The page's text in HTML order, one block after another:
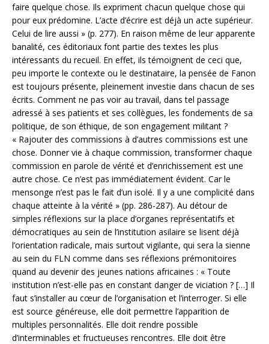
faire quelque chose. Ils expriment chacun quelque chose qui
pour eux prédomine. L’acte d’écrire est déjà un acte supérieur.
Celui de lire aussi » (p. 277). En raison même de leur apparente
banalité, ces éditoriaux font partie des textes les plus
intéressants du recueil. En effet, ils témoignent de ceci que,
peu importe le contexte ou le destinataire, la pensée de Fanon
est toujours présente, pleinement investie dans chacun de ses
écrits. Comment ne pas voir au travail, dans tel passage
adressé à ses patients et ses collègues, les fondements de sa
politique, de son éthique, de son engagement militant ?
« Rajouter des commissions à d’autres commissions est une
chose. Donner vie à chaque commission, transformer chaque
commission en parole de vérité et d’enrichissement est une
autre chose. Ce n’est pas immédiatement évident. Car le
mensonge n’est pas le fait d’un isolé. Il y a une complicité dans
chaque atteinte à la vérité » (pp. 286-287). Au détour de
simples réflexions sur la place d’organes représentatifs et
démocratiques au sein de l’institution asilaire se lisent déjà
l’orientation radicale, mais surtout vigilante, qui sera la sienne
au sein du FLN comme dans ses réflexions prémonitoires
quand au devenir des jeunes nations africaines : « Toute
institution n’est-elle pas en constant danger de viciation ? […] Il
faut s’installer au cœur de l’organisation et l’interroger. Si elle
est source généreuse, elle doit permettre l’apparition de
multiples personnalités. Elle doit rendre possible
d’interminables et fructueuses rencontres. Elle doit être